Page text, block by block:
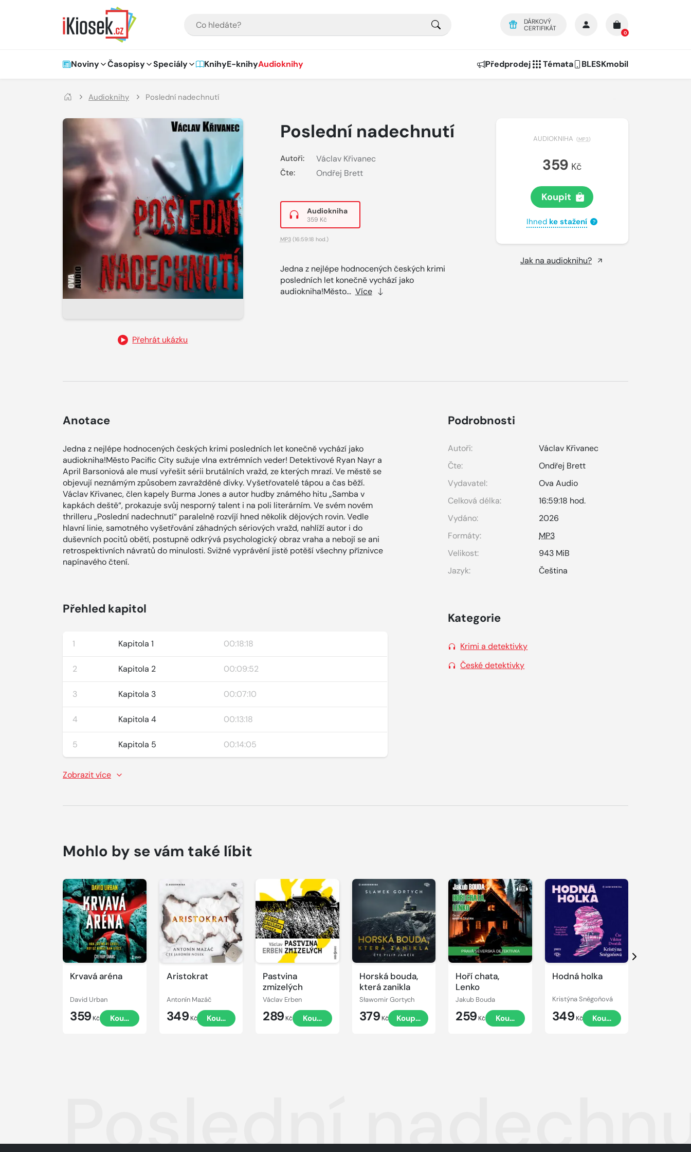
DÁRKOVÝ
CERTIFIKÁT
0
Hlavní navigace
Noviny Časopisy Speciály KnihyE-knihyAudioknihy Předprodej Témata BLESKmobil
Audioknihy Poslední nadechnutí
Přehrát ukázku
Poslední nadechnutí
Autoři: Václav Křivanec
Čte: Ondřej Brett
Audiokniha
359 Kč
MP3(16:59:18 hod.)
Jedna z nejlépe hodnocených českých krimi
posledních let konečně vychází jako
audiokniha!Město... Více
AUDIOKNIHA (MP3)
359 Kč
Koupit
Ihned ke stažení ?
Jak na audioknihu?
Anotace
Jedna z nejlépe hodnocených českých krimi posledních let konečně vychází jako
audiokniha!Město Pacific City sužuje vlna extrémních veder! Detektivové Ryan Nayr a
April Barsoniová ale musí vyřešit sérii brutálních vražd, ze kterých mrazí. Ve městě se
objevují neznámým způsobem zavražděné dívky. Vyšetřovatelé tápou a čas běží.
Václav Křivanec, člen kapely Burma Jones a autor hudby známého hitu „Samba v
kapkách deště“, prokazuje svůj nesporný talent i na poli literárním. Ve svém novém
thrilleru „Poslední nadechnutí“ paralelně rozvíjí hned několik dějových rovin. Vedle
hlavní linie, samotného vyšetřování záhadných sériových vražd, nahlíží autor i do
duševních pocitů obětí, postupně odkrývá psychologický obraz vraha a nebojí se ani
retrospektivních návratů do minulosti. Svižné vyprávění jistě potěší všechny příznivce
napínavého čtení.
Přehled kapitol
1 Kapitola 1 00:18:18
2 Kapitola 2 00:09:52
3 Kapitola 3 00:07:10
4 Kapitola 4 00:13:18
5 Kapitola 5 00:14:05
Zobrazit více
Podrobnosti
Autoři:
Václav Křivanec
Čte:
Ondřej Brett
Vydavatel:
Ova Audio
Celková délka:
16:59:18 hod.
Vydáno:
2026
Formáty:
MP3
Velikost:
943 MiB
Jazyk:
Čeština
Kategorie
Krimi a detektivky
České detektivky
Mohlo by se vám také líbit
Krvavá aréna
David Urban
359 Kč Koupit
Přehrát
ukázku
Aristokrat
Antonín Mazáč
349 Kč Koupit
Přehrát
ukázku
Pastvina
zmizelých
Václav Erben
289 Kč Koupit
Přehrát
ukázku
Horská bouda,
která zanikla
Sławomir Gortych
379 Kč Koupit
Hoří chata,
Lenko
Jakub Bouda
259 Kč Koupit
Přehrát
ukázku
Hodná holka
Kristýna Sněgoňová
349 Kč Koupit
Přehrát
Další
Poslední